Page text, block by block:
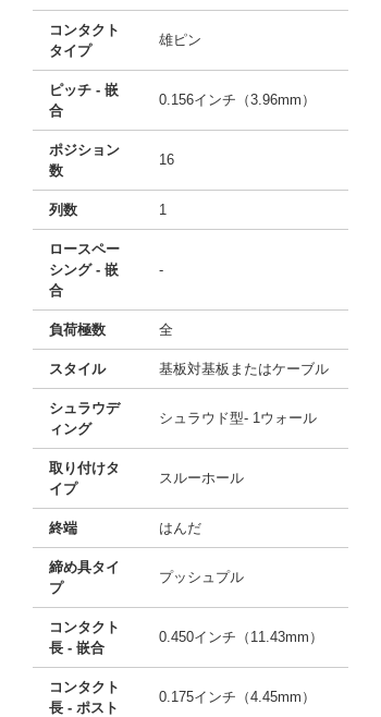
コンタクト
タイプ
雄ピン
ピッチ - 嵌
合
0.156インチ（3.96mm）
ポジション
数
16
列数 1
ロースペー
シング - 嵌
合
-
負荷極数 全
スタイル 基板対基板またはケーブル
シュラウデ
ィング
シュラウド型- 1ウォール
取り付けタ
イプ
スルーホール
終端 はんだ
締め具タイ
プ
プッシュプル
コンタクト
長 - 嵌合
0.450インチ（11.43mm）
コンタクト
長 - ポスト
0.175インチ（4.45mm）